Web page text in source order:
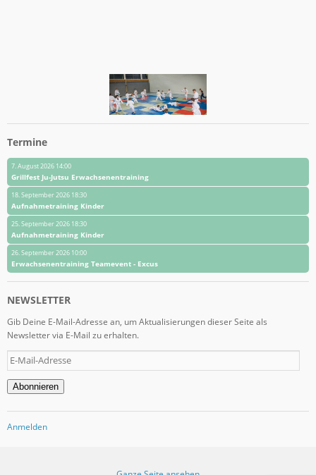
Termine
7. August 2026 14:00
Grillfest Ju-Jutsu Erwachsenentraining
18. September 2026 18:30
Aufnahmetraining Kinder
25. September 2026 18:30
Aufnahmetraining Kinder
26. September 2026 10:00
Erwachsenentraining Teamevent - Excus
NEWSLETTER
Gib Deine E-Mail-Adresse an, um Aktualisierungen dieser Seite als
Newsletter via E-Mail zu erhalten.
E-
Mail-
Adresse
Abonnieren
Anmelden